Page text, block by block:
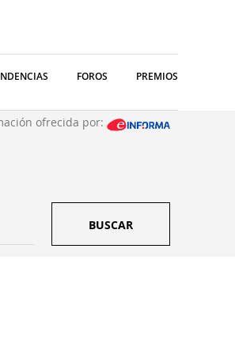
FOROS PREMIOS
ofrecida por:
BUSCAR